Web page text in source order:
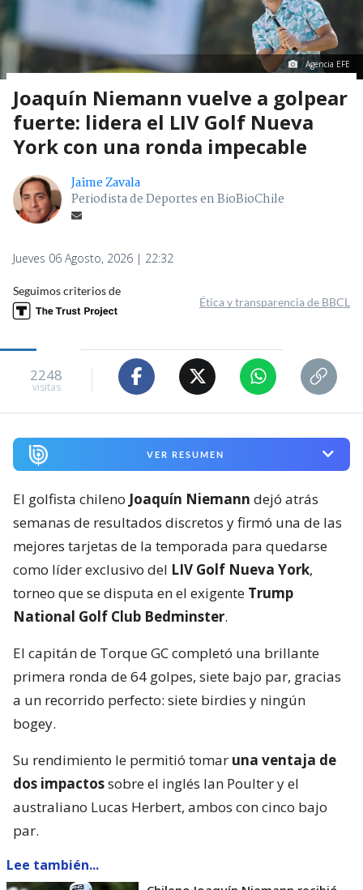
Agencia EFE
Joaquín Niemann vuelve a golpear
fuerte: lidera el LIV Golf Nueva
York con una ronda impecable
Jaime Zavala
Periodista de Deportes en BioBioChile
Jueves 06 Agosto, 2026 | 22:32
Seguimos criterios de
Ética y transparencia de BBCL
2248
visitas
VER RESUMEN
El golfista chileno Joaquín Niemann dejó atrás
semanas de resultados discretos y firmó una de las
mejores tarjetas de la temporada para quedarse
como líder exclusivo del LIV Golf Nueva York,
torneo que se disputa en el exigente Trump
National Golf Club Bedminster.
El capitán de Torque GC completó una brillante
primera ronda de 64 golpes, siete bajo par, gracias
a un recorrido perfecto: siete birdies y ningún
bogey.
Su rendimiento le permitió tomar una ventaja de
dos impactossobre el inglés Ian Poulter y el
australiano Lucas Herbert, ambos con cinco bajo
par.
Lee también...